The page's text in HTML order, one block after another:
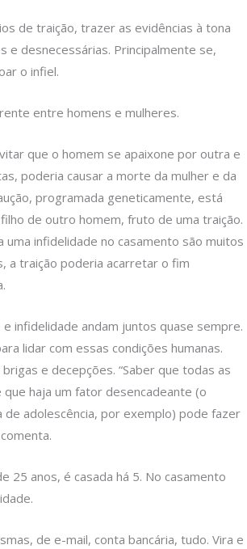
de traição, trazer as evidências à tona
desnecessárias. Principalmente se,
o infiel.
entre homens e mulheres.
que o homem se apaixone por outra e
poderia causar a morte da mulher e da
programada geneticamente, está
de outro homem, fruto de uma traição.
infidelidade no casamento são muitos
a traição poderia acarretar o fim
infidelidade andam juntos quase sempre.
lidar com essas condições humanas.
e decepções. “Saber que todas as
haja um fator desencadeante (o
adolescência, por exemplo) pode fazer
25 anos, é casada há 5. No casamento
de e-mail, conta bancária, tudo. Vira e